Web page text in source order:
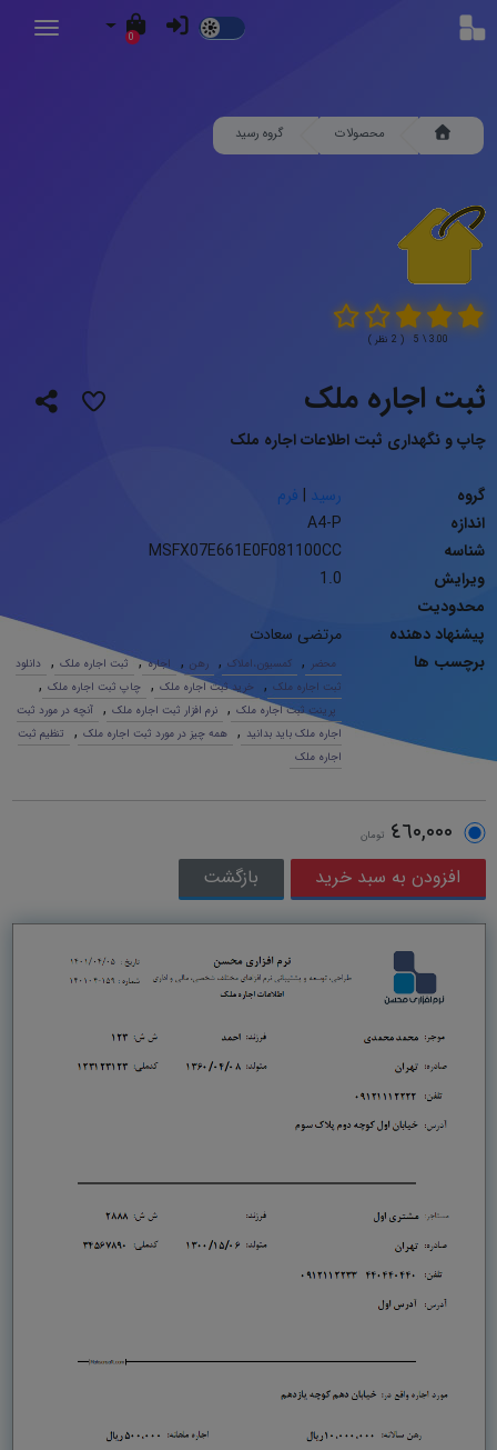
Dark
0
محصولات گروه رسید
3.00 \ 5 ( 2 نظر )
ثبت اجاره ملک
چاپ و نگهداری ثبت اطلاعات اجاره ملک
گروه رسید | فرم
اندازه
A4-P
شناسه
MSFX07E661E0F081100CC
ویرایش
1.0
محدودیت
پیشنهاد دهنده
مرتضی سعادت
برچسب ها
محضر , کمسیون،املاک , رهن , اجاره , ثبت اجاره ملک ,
دانلود
ثبت اجاره ملک , خرید ثبت اجاره ملک , چاپ ثبت اجاره ملک ,
پرینت ثبت اجاره ملک , نرم افزار ثبت اجاره ملک ,
آنچه در مورد ثبت
اجاره ملک باید بدانید , همه چیز در مورد ثبت اجاره ملک ,
تنظیم ثبت
اجاره ملک
٤٦٠,٠٠٠ تومان
بازگشت